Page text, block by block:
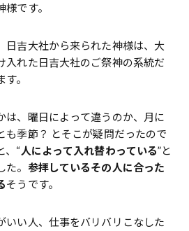
です。
日吉大社から来られた神様は、大
入れた日吉大社のご祭神の系統だ
。
は、曜日によって違うのか、月に
も季節？ とそこが疑問だったので
、“人によって入れ替わっている”と
。 参拝しているその人に合った
そうです。
いい人、仕事をバリバリこなした